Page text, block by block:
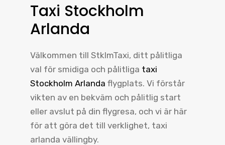
Taxi Stockholm
Arlanda
Välkommen till StklmTaxi, ditt pålitliga
val för smidiga och pålitliga taxi
Stockholm Arlanda flygplats. Vi förstår
vikten av en bekväm och pålitlig start
eller avslut på din flygresa, och vi är här
för att göra det till verklighet, taxi
arlanda vällingby.